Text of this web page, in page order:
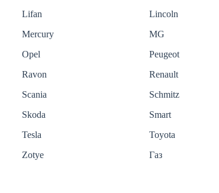
Lifan
Lincoln
Mercury
MG
Opel
Peugeot
Ravon
Renault
Scania
Schmitz
Skoda
Smart
Tesla
Toyota
Zotye
Газ